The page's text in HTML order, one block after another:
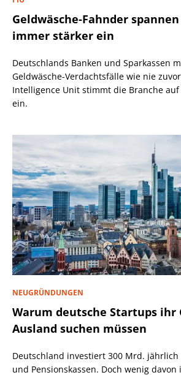
Geldwäsche-Fahnder
immer stärker ein
Deutschlands Banken und Sparkassen
Geldwäsche-Verdachtsfälle wie nie
Intelligence Unit stimmt die Branche
ein.
NEUGRÜNDUNGEN
Warum deutsche Startups ihr
Ausland suchen müssen
Deutschland investiert 300 Mrd.
und Pensionskassen. Doch wenig davon